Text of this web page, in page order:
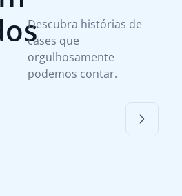
Descubra histórias de
cases que
orgulhosamente
podemos contar.